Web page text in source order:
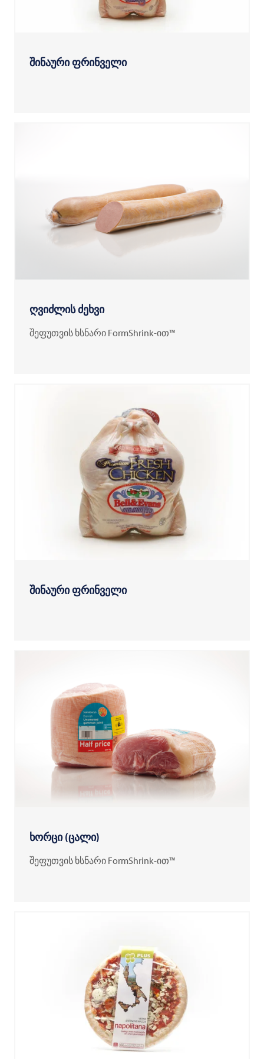
შინაური ფრინველი
ღვიძლის ძეხვი
შეფუთვის ხსნარი FormShrink-ით™
შინაური ფრინველი
ხორცი (ცალი)
შეფუთვის ხსნარი FormShrink-ით™